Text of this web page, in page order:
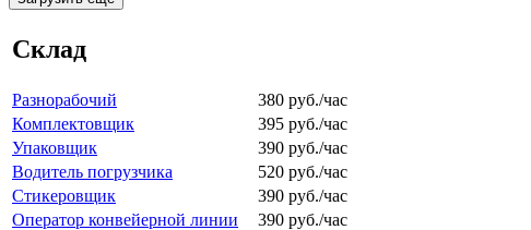
Склад
Разнорабочий
380 руб./час
Комплектовщик
395 руб./час
Упаковщик
390 руб./час
Водитель погрузчика
520 руб./час
Стикеровщик
390 руб./час
Оператор конвейерной линии
390 руб./час